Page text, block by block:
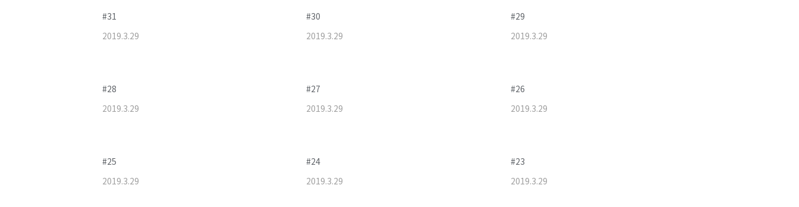
#31
2019.3.29
#30
2019.3.29
#29
2019.3.29
#28
2019.3.29
#27
2019.3.29
#26
2019.3.29
#25
2019.3.29
#24
2019.3.29
#23
2019.3.29